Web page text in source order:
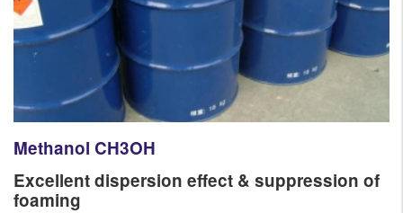
Methanol CH3OH
​Excellent dispersion effect & suppression of
foaming